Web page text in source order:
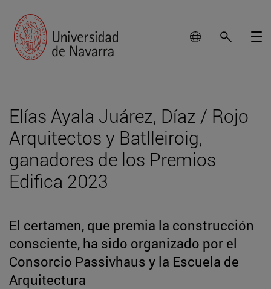
Elías Ayala Juárez, Díaz / Rojo
Arquitectos y Batlleiroig,
ganadores de los Premios
Edifica 2023
El certamen, que premia la construcción
consciente, ha sido organizado por el
Consorcio Passivhaus y la Escuela de
Arquitectura